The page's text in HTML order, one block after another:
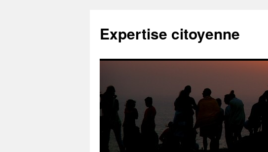
Expertise citoyenne